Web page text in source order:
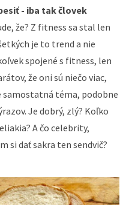
- iba tak človek
že? Z fitness sa stal len
je to trend a nie
spojené s fitness, len
že oni sú niečo viac,
samostatná téma, podobne
Je dobrý, zlý? Koľko
A čo celebrity,
si dať sakra ten sendvič?